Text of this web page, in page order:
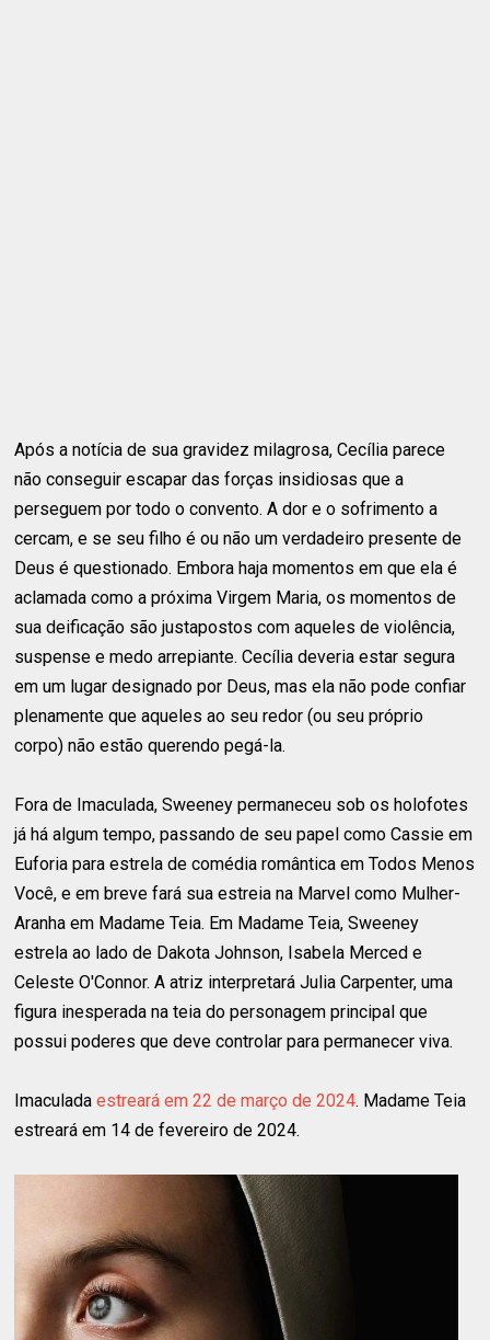
Após a notícia de sua gravidez milagrosa, Cecília parece
não conseguir escapar das forças insidiosas que a
perseguem por todo o convento. A dor e o sofrimento a
cercam, e se seu filho é ou não um verdadeiro presente de
Deus é questionado. Embora haja momentos em que ela é
aclamada como a próxima Virgem Maria, os momentos de
sua deificação são justapostos com aqueles de violência,
suspense e medo arrepiante. Cecília deveria estar segura
em um lugar designado por Deus, mas ela não pode confiar
plenamente que aqueles ao seu redor (ou seu próprio
corpo) não estão querendo pegá-la.
Fora de Imaculada, Sweeney permaneceu sob os holofotes
já há algum tempo, passando de seu papel como Cassie em
Euforia para estrela de comédia romântica em Todos Menos
Você, e em breve fará sua estreia na Marvel como Mulher-
Aranha em Madame Teia. Em Madame Teia, Sweeney
estrela ao lado de Dakota Johnson, Isabela Merced e
Celeste O'Connor. A atriz interpretará Julia Carpenter, uma
figura inesperada na teia do personagem principal que
possui poderes que deve controlar para permanecer viva.
Imaculadaestreará em 22 de março de 2024. Madame Teia
estreará em 14 de fevereiro de 2024.